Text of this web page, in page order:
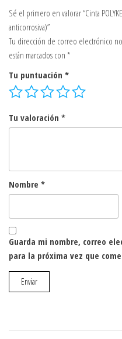
Sé el primero en valorar “Cinta
anticorrosiva)”
Tu dirección de correo electrónico
están marcados con *
Tu puntuación *
Tu valoración *
Nombre *
Guarda mi nombre, correo
para la próxima vez que